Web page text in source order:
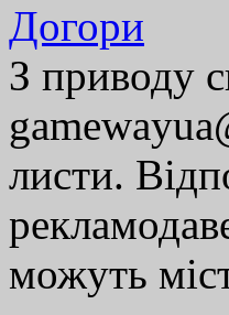
Догори
З приводу
листи.
можуть